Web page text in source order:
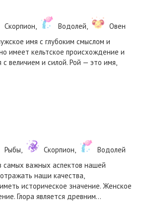
Скорпион, Водолей,
Овен
имя с глубоким смыслом и
имеет кельтское происхождение и
с величием и силой. Рой — это имя,
Рыбы, Скорпион,
Водолей
важных аспектов нашей
наши качества,
историческое значение. Женское
Глора является древним…